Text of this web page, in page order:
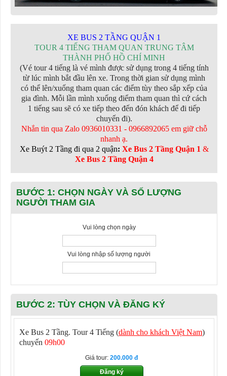
XE BUS 2 TẦNG QUẬN 1
TOUR 4 TIẾNG THAM QUAN TRUNG TÂM
THÀNH PHỐ HỒ CHÍ MINH
(Vé tour 4 tiếng là vé mình được sử dụng trong 4 tiếng tính
từ lúc mình bắt đầu lên xe. Trong thời gian sử dụng mình
có thể lên/xuống tham quan các điểm tùy theo sắp xếp của
gia đình. Mỗi lần mình xuống điểm tham quan thì cứ cách
1 tiếng sau sẽ có xe tiếp theo đến đón khách để đi tiếp
chuyến đi).
Nhắn tin qua Zalo 0936010331 - 0966892065 em giữ chỗ
nhanh ạ.
Xe Buýt 2 Tầng đi qua 2 quận: Xe Bus 2 Tầng Quận 1 &
Xe Bus 2 Tầng Quận 4
BƯỚC 1: CHỌN NGÀY VÀ SỐ LƯỢNG
NGƯỜI THAM GIA
Vui lòng chọn ngày
Vui lòng nhập số lượng người
BƯỚC 2: TÙY CHỌN VÀ ĐĂNG KÝ
Xe Bus 2 Tầng. Tour 4 Tiếng (dành cho khách Việt Nam)
chuyến 09h00
Giá tour: 200.000
Đăng ký